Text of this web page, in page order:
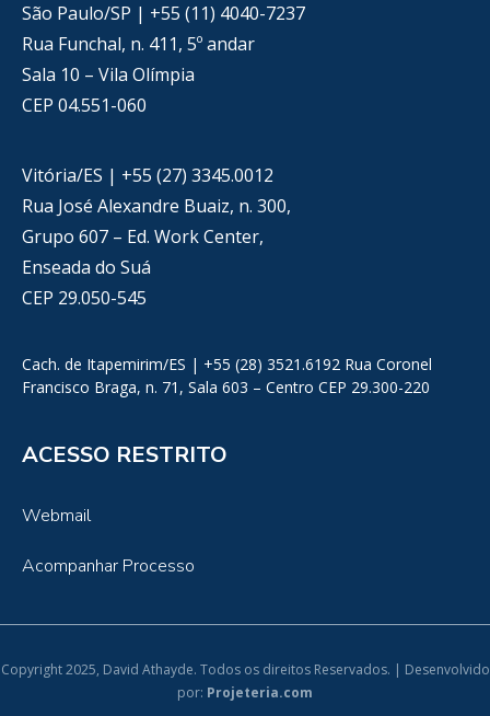
São Paulo/SP | +55 (11) 4040-7237
Rua Funchal, n. 411, 5º andar
Sala 10 – Vila Olímpia
CEP 04.551-060
Vitória/ES | +55 (27) 3345.0012
Rua José Alexandre Buaiz, n. 300,
Grupo 607 – Ed. Work Center,
Enseada do Suá
CEP 29.050-545
Cach. de Itapemirim/ES | +55 (28) 3521.6192 Rua Coronel
Francisco Braga, n. 71, Sala 603 – Centro CEP 29.300-220
ACESSO RESTRITO
Webmail
Acompanhar Processo
Copyright 2025, David Athayde. Todos os direitos Reservados. | Desenvolvido
por: Projeteria.com